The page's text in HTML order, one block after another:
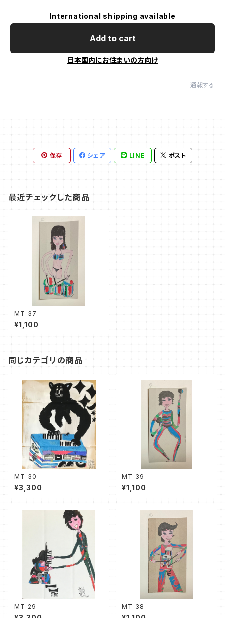
International shipping available
Add to cart
日本国内にお住まいの方向け
通報する
保存 シェア LINE ポスト
最近チェックした商品
MT-37
¥1,100
同じカテゴリの商品
MT-30
¥3,300
MT-39
¥1,100
MT-29 MT-38